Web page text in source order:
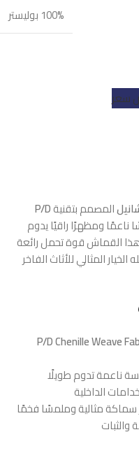
100% بوليستر
سعر
المصمم بتقنيةP/D
ناعمًا ومظهرًا راقيًا يدوم
القماش قوة تحمل رائعة
المثالي للأثاث الفاخر
(P/D Chenille Weave
والثبات